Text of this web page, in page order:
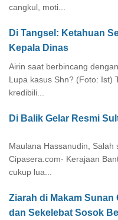
cangkul, moti...
Di Tangsel: Ketahuan
Kepala Dinas
Airin saat berbincang
Lupa kasus Shn? (Foto: Ist)
kredibili...
Di Balik Gelar Resmi
Maulana Hassanudin, Salah
Cipasera.com- Kerajaan
cukup lua...
Ziarah di Makam Sunan
dan Sekelebat Sosok